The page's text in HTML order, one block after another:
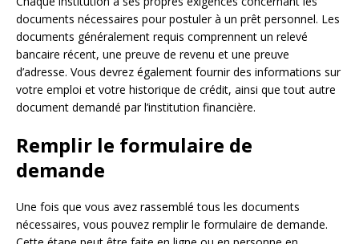
documents nécessaires pour postuler à un prêt personnel. Les
documents généralement requis comprennent un relevé
bancaire récent, une preuve de revenu et une preuve
d’adresse. Vous devrez également fournir des informations sur
votre emploi et votre historique de crédit, ainsi que tout autre
document demandé par l’institution financière.
Remplir le formulaire de
demande
Une fois que vous avez rassemblé tous les documents
nécessaires, vous pouvez remplir le formulaire de demande.